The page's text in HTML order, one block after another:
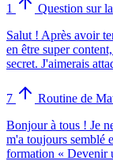
1
Question sur
Salut ! Après avoir
en être super
secret. J'aimerais
7
Routine de
Bonjour à tous ! Je
m'a toujours semblé
formation « Devenir